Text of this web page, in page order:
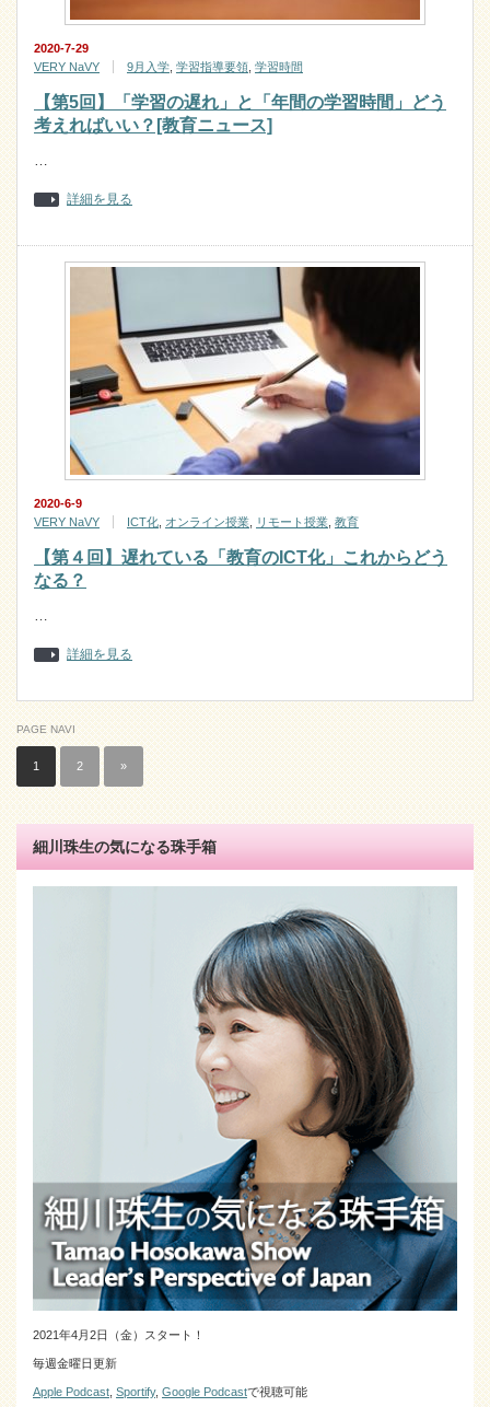
2020-7-29
VERY NaVY
9月入学 学習指導要領 学習時間
【第5回】「学習の遅れ」と「年間の学習時間」どう
考えればいい？[教育ニュース]
…
詳細を見る
2020-6-9
VERY NaVY
ICT化 オンライン授業 リモート授業 教育
【第４回】遅れている「教育のICT化」これからどう
なる？
…
詳細を見る
PAGE NAVI
1 2 »
細川珠生の気になる珠手箱
2021年4月2日（金）スタート！
毎週金曜日更新
Apple Podcast Sportify, Google Podcastで視聴可能